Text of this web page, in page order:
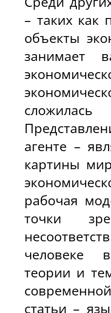
– таких как
объекты
занимает
агенте –
картины
рабочая
точки
человеке
теории и
статьи –